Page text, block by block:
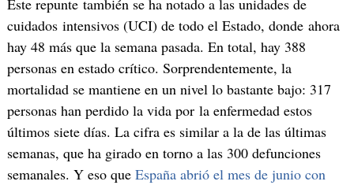
Este repunte también se ha notado a las unidades de
cuidados intensivos (UCI) de todo el Estado, donde ahora
hay 48 más que la semana pasada. En total, hay 388
personas en estado crítico. Sorprendentemente, la
mortalidad se mantiene en un nivel lo bastante bajo: 317
personas han perdido la vida por la enfermedad estos
últimos siete días. La cifra es similar a la de las últimas
semanas, que ha girado en torno a las 300 defunciones
semanales. Y eso que España abrió el mes de junio con